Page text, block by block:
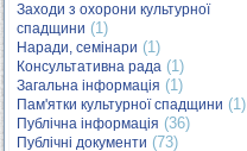
Заходи з охорони культурної
спадщини (1)
Наради, семінари (1)
Консультативна рада (1)
Загальна інформація (1)
Пам'ятки культурної спадщини (1)
Публічна інформація (36)
Публічні документи (73)